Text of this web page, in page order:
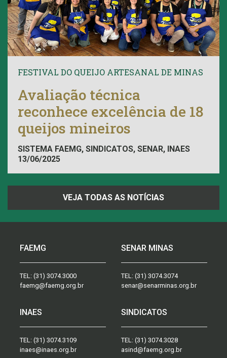
FESTIVAL DO QUEIJO ARTESANAL DE MINAS
Avaliação técnica
reconhece excelência de 18
queijos mineiros
SISTEMA FAEMG, SINDICATOS, SENAR, INAES
13/06/2025
VEJA TODAS AS NOTÍCIAS
FAEMG
TEL: (31) 3074.3000
faemg@faemg.org.br
SENAR MINAS
TEL: (31) 3074.3074
senar@senarminas.org.br
INAES
TEL: (31) 3074.3109
inaes@inaes.org.br
SINDICATOS
TEL: (31) 3074.3028
asind@faemg.org.br